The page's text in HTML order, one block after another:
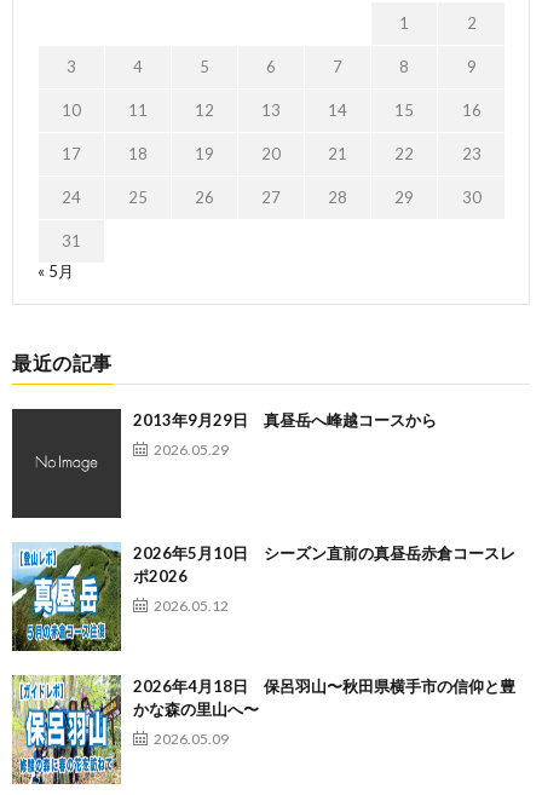
1 2
3 4 5 6 7 8 9
10 11 12 13 14 15 16
17 18 19 20 21 22 23
24 25 26 27 28 29 30
31
« 5月
最近の記事
2013年9月29日 真昼岳へ峰越コースから
2026.05.29
2026年5月10日 シーズン直前の真昼岳赤倉コースレ
ポ2026
2026.05.12
2026年4月18日 保呂羽山〜秋田県横手市の信仰と豊
かな森の里山へ〜
2026.05.09